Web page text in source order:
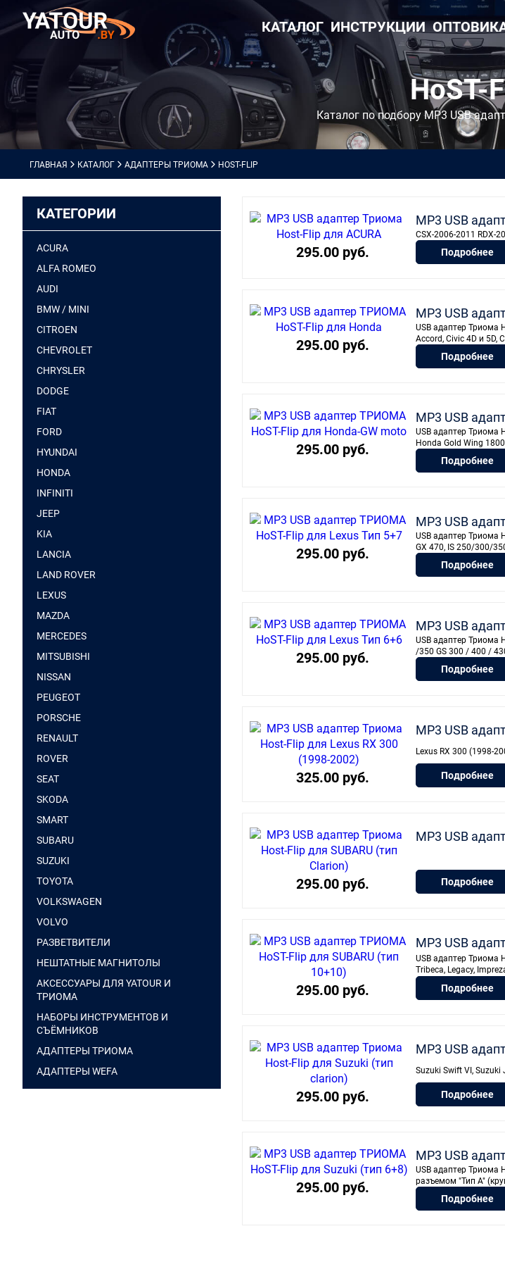
КАТАЛОГ ИНСТРУКЦИИ
HoST-
Каталог по подбору MP3 USB
ГЛАВНАЯ КАТАЛОГ АДАПТЕРЫ ТРИОМА HOST-FLIP
КАТЕГОРИИ
ACURA
ALFA ROMEO
AUDI
BMW / MINI
CITROEN
CHEVROLET
CHRYSLER
DODGE
FIAT
FORD
HYUNDAI
HONDA
INFINITI
JEEP
KIA
LANCIA
LAND ROVER
LEXUS
MAZDA
MERCEDES
MITSUBISHI
NISSAN
PEUGEOT
PORSCHE
RENAULT
ROVER
SEAT
SKODA
SMART
SUBARU
SUZUKI
TOYOTA
VOLKSWAGEN
VOLVO
РАЗВЕТВИТЕЛИ
НЕШТАТНЫЕ МАГНИТОЛЫ
АКСЕССУАРЫ ДЛЯ YATOUR И
ТРИОМА
НАБОРЫ ИНСТРУМЕНТОВ И
СЪЁМНИКОВ
АДАПТЕРЫ ТРИОМА
АДАПТЕРЫ WEFA
295.00 руб.
MP3 USB
CSX-2006-2011 RDX-
Подробнее
295.00 руб.
MP3 USB
USB адаптер Триома
Accord, Civic 4D и 5D,
Подробнее
295.00 руб.
MP3 USB
USB адаптер Триома
Honda Gold Wing
Подробнее
295.00 руб.
MP3 USB
USB адаптер Триома
GX 470, IS 250/300/
Подробнее
295.00 руб.
MP3 USB
USB адаптер Триома
/350 GS 300 / 400 /
Подробнее
325.00 руб.
MP3 USB
Lexus RX 300 (1998-
Подробнее
295.00 руб.
MP3 USB
Подробнее
295.00 руб.
MP3 USB
USB адаптер Триома
Tribeca, Legacy,
Подробнее
295.00 руб.
MP3 USB
Suzuki Swift VI, Suzuki
Подробнее
295.00 руб.
MP3 USB
USB адаптер Триома
разъемом "Тип А"
Подробнее